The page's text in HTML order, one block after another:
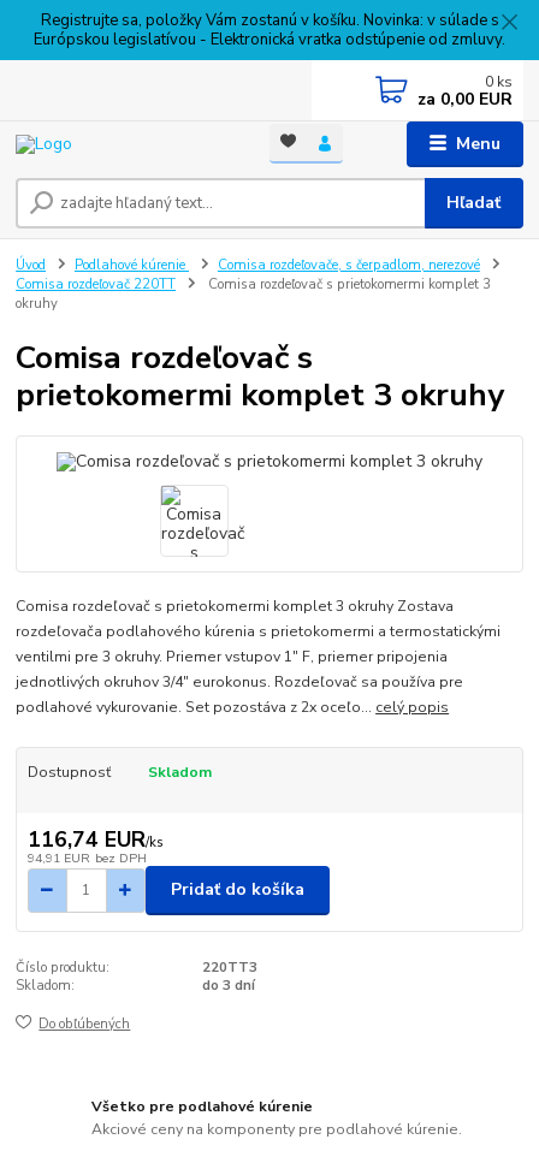
Registrujte sa, položky Vám zostanú v košíku. Novinka: v súlade s
Európskou legislatívou - Elektronická vratka odstúpenie od zmluvy.
Menu
Hľadať
0 ks
za 0,00 EUR
Úvod Podlahové kúrenie
Comisa rozdeľovače, s čerpadlom, nerezové
Comisa rozdeľovač 220TT
Comisa rozdeľovač s prietokomermi komplet 3
okruhy
Comisa rozdeľovač s
prietokomermi komplet 3 okruhy
Comisa rozdeľovač s prietokomermi komplet 3 okruhy Zostava
rozdeľovača podlahového kúrenia s prietokomermi a termostatickými
ventilmi pre 3 okruhy. Priemer vstupov 1" F, priemer pripojenia
jednotlivých okruhov 3/4" eurokonus. Rozdeľovač sa používa pre
podlahové vykurovanie. Set pozostáva z 2x oceľo... celý popis
Dostupnosť Skladom
116,74 EUR/ks
94,91 EUR bez DPH
Pridať do košíka
Číslo produktu:
220TT3
Skladom:
do 3 dní
Do obľúbených
Všetko pre podlahové kúrenie
Akciové ceny na komponenty pre podlahové kúrenie.